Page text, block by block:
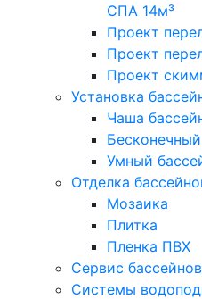
СПА 14м³
Проект
Проект
Проект
Установка
Чаша
Умный
Отделка
Мозаика
Плитка
Пленка ПВХ
Сервис бассейнов
Системы